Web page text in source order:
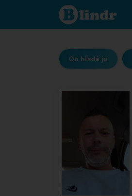
Róbert 123 -
On hľadá ju
Trenčiansky
On hľadá ju